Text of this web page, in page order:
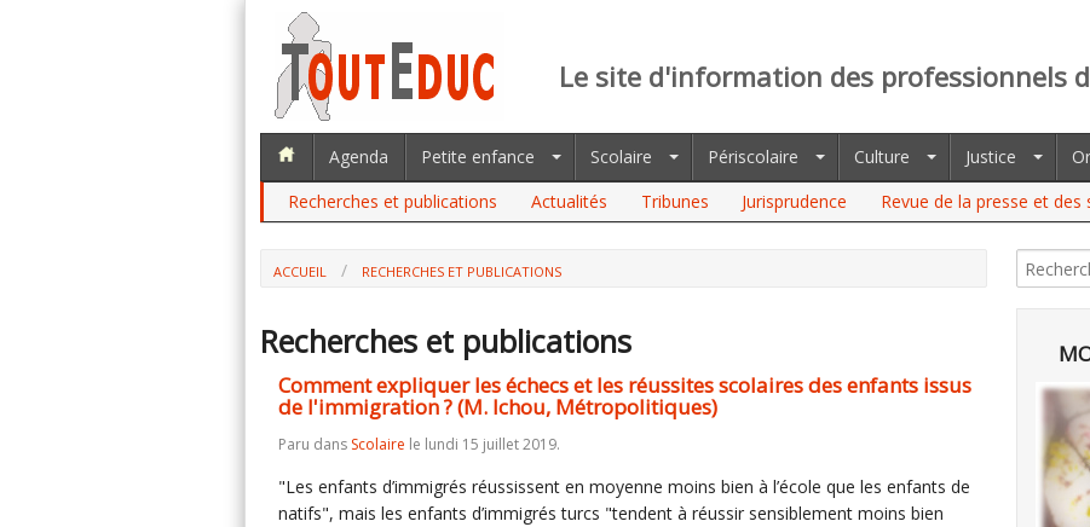
Le site d'information des professionnels
Agenda Petite enfance Scolaire Périscolaire Culture Justice
Recherches et publications
Actualités Tribunes Jurisprudence Revue de la presse et des
ACCUEIL RECHERCHES ET PUBLICATIONS
Recherches et publications
Comment expliquer les échecs et les réussites scolaires des enfants issus
de l'immigration ? (M. Ichou, Métropolitiques)
Paru dans Scolaire le lundi 15 juillet 2019.
"Les enfants d’immigrés réussissent en moyenne moins bien à l’école que les enfants de
natifs", mais les enfants d’immigrés turcs "tendent à réussir sensiblement moins bien